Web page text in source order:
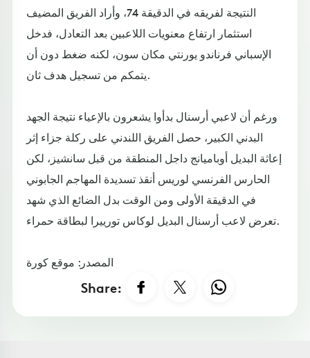
النتيجة لفريقه في الدقيقة 74، وأراد الفريق المضيف
استثمار ارتفاع معنويات اللاعبين بعد التعادل، فدخل
الإسباني فرناندو يورنتي مكان سون، لكنه ضغط دون أن
يتمكم من تسجيل هدف ثان.
ورغم أن لاعبي أرسنال بدأوا يشعرون بالإعياء نتيجة الجهد
البدني الكبير، حصل الفريق اللندني على ركلة جزاء إثر
إعاثة البديل أوباميانج داجل المنطقة من قبل سانشيز، لكن
الحارس الفرنسي لوريس أنقذ تسديدة المهاجم الجابوني
في الدقيقة الأولى ومن الوقت بدل الضائع الذي شهد
تعرض لاعب أرسنال البديل لوكاس تورييرا لبطاقة حمراء.
المصدر: موقع كورة
Share: